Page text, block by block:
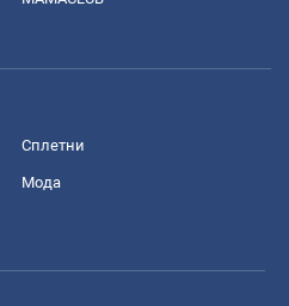
Сплетни
Мода